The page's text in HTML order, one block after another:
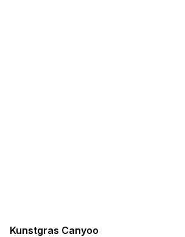
Kunstgras Canyoo